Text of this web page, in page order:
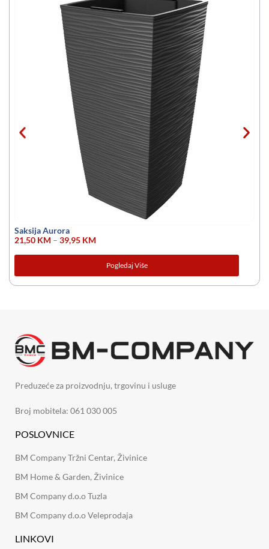
Saksija Aurora
21,50 KM – 39,95 KM
Pogledaj Više
Preduzeće za proizvodnju, trgovinu i usluge
Broj mobitela: 061 030 005
POSLOVNICE
BM Company Tržni Centar, Živinice
BM Home & Garden, Živinice
BM Company d.o.o Tuzla
BM Company d.o.o Veleprodaja
LINKOVI